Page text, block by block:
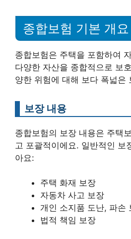
종합보험 기본 개요
종합보험은 주택을 포함하여
다양한 자산을 종합적으로 보
양한 위험에 대해 보다 폭넓은
보장 내용
종합보험의 보장 내용은 주택
고 포괄적이에요. 일반적인 보
아요:
주택 화재 보장
자동차 사고 보장
개인 소지품 도난, 파손
법적 책임 보장